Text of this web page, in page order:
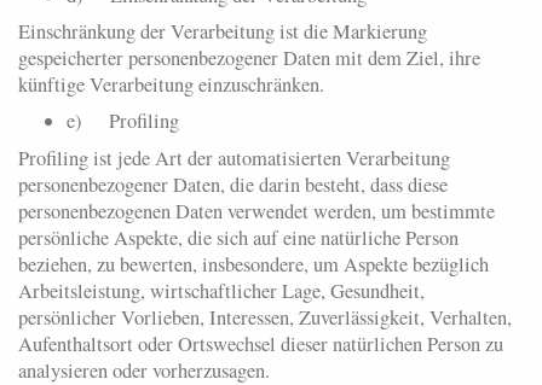
Einschränkung der Verarbeitung ist die Markierung
gespeicherter personenbezogener Daten mit dem Ziel, ihre
künftige Verarbeitung einzuschränken.
e) Profiling
Profiling ist jede Art der automatisierten Verarbeitung
personenbezogener Daten, die darin besteht, dass diese
personenbezogenen Daten verwendet werden, um bestimmte
persönliche Aspekte, die sich auf eine natürliche Person
beziehen, zu bewerten, insbesondere, um Aspekte bezüglich
Arbeitsleistung, wirtschaftlicher Lage, Gesundheit,
persönlicher Vorlieben, Interessen, Zuverlässigkeit, Verhalten,
Aufenthaltsort oder Ortswechsel dieser natürlichen Person zu
analysieren oder vorherzusagen.